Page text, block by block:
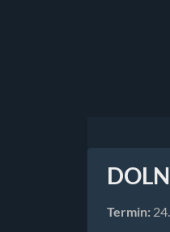
Termin: